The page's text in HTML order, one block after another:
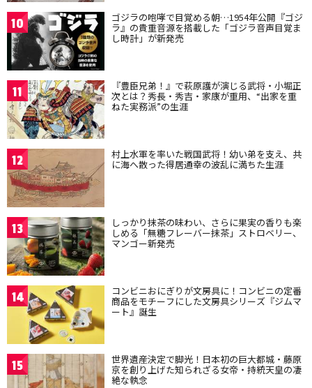
10 ゴジラの咆哮で目覚める朝…1954年公開『ゴジ
ラ』の貴重音源を搭載した「ゴジラ音声目覚ま
し時計」が新発売
11 『豊臣兄弟！』で萩原護が演じる武将・小堀正
次とは？秀長・秀吉・家康が重用、“出家を重
ねた実務派”の生涯
12 村上水軍を率いた戦国武将！幼い弟を支え、共
に海へ散った得居通幸の波乱に満ちた生涯
13 しっかり抹茶の味わい、さらに果実の香りも楽
しめる「無糖フレーバー抹茶」ストロベリー、
マンゴー新発売
14 コンビニおにぎりが文房具に！コンビニの定番
商品をモチーフにした文房具シリーズ『ジムマ
ート』誕生
15 世界遺産決定で脚光！日本初の巨大都城・藤原
京を創り上げた知られざる女帝・持統天皇の凄
絶な執念